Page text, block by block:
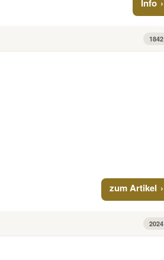
Info
1842
zum Artikel
2024